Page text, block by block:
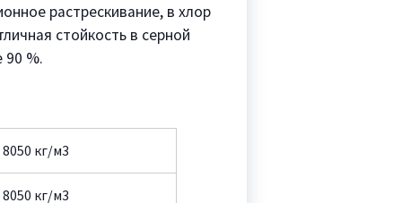
растрескивание, в хлор
стойкость в серной
90 %.
8050 кг/м3
8050 кг/м3